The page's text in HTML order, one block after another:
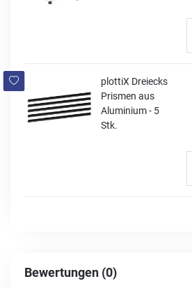
plottiX Dreiecks
Prismen aus
Aluminium - 5
Stk.
Bewertungen (0)